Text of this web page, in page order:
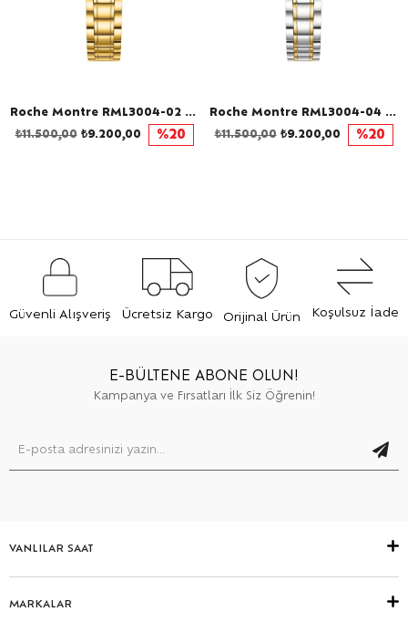
Roche Montre RML3004-02 Kadın Kol Saati
₺9.200,00
₺11.500,00 %20
Roche Montre RML3004-04 Kadın Kol Saati
₺9.200,00
₺11.500,00 %20
Güvenli Alışveriş Ücretsiz Kargo Orijinal Ürün Koşulsuz İade
E-BÜLTENE ABONE OLUN!
Kampanya ve Fırsatları İlk Siz Öğrenin!
VANLILAR SAAT
MARKALAR